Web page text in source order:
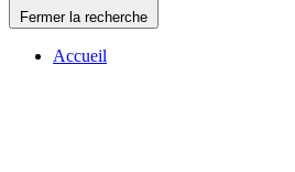
Fermer la recherche
Accueil